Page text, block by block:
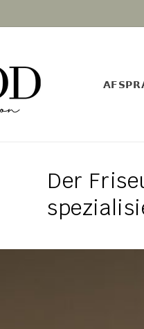
Der